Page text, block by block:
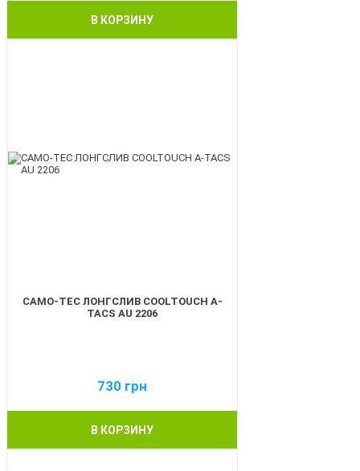
В КОРЗИНУ
CAMO-TEC ЛОНГСЛИВ COOLTOUCH A-
TACS AU 2206
730 грн
В КОРЗИНУ